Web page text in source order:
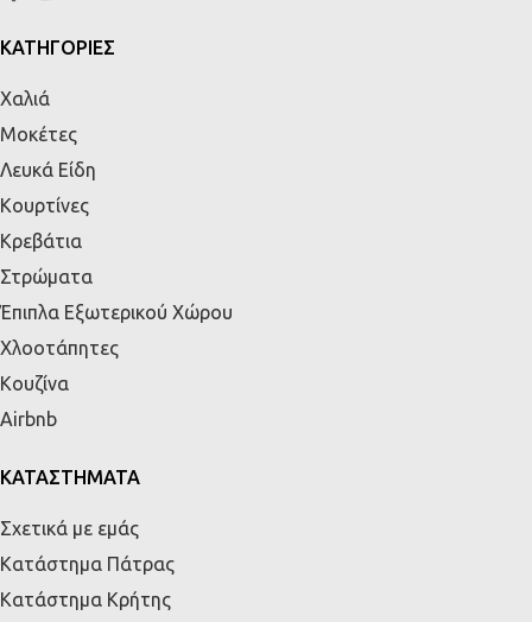
ΚΑΤΗΓΟΡΙΕΣ
Χαλιά
Μοκέτες
Λευκά Είδη
Κουρτίνες
Κρεβάτια
Στρώματα
Έπιπλα Εξωτερικού Χώρου
Χλοοτάπητες
Κουζίνα
Airbnb
ΚΑΤΑΣΤΗΜΑΤΑ
Σχετικά με εμάς
Κατάστημα Πάτρας
Κατάστημα Κρήτης